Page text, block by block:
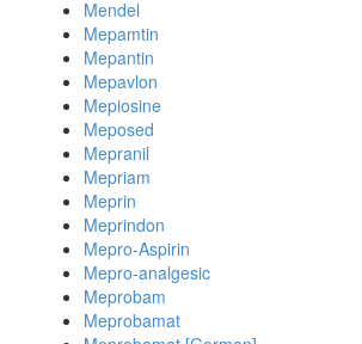
Mendel
Mepamtin
Mepantin
Mepavlon
Mepiosine
Meposed
Mepranil
Mepriam
Meprin
Meprindon
Mepro-Aspirin
Mepro-analgesic
Meprobam
Meprobamat